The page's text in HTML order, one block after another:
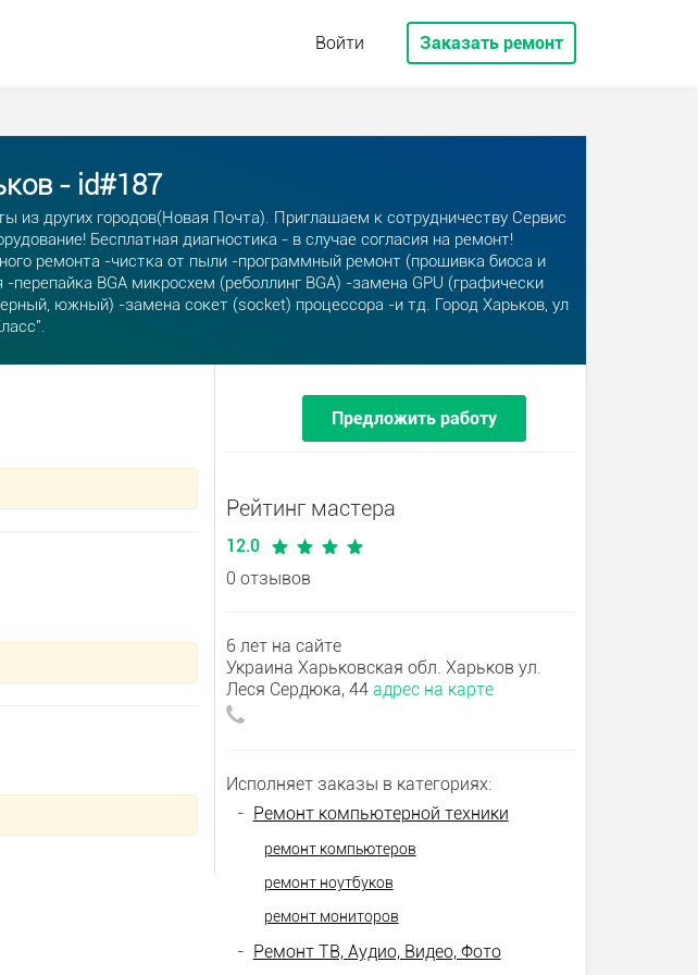
Войти Заказать ремонт
- id#187
других городов(Новая Почта). Приглашаем к сотрудничеству Сервис
Бесплатная диагностика - в случае согласия на ремонт!
ремонта -чистка от пыли -программный ремонт (прошивка биоса и
BGA микросхем (реболлинг BGA) -замена GPU (графически
южный) -замена сокет (socket) процессора -и тд. Город Харьков, ул
Предложить работу
Рейтинг мастера
12.0
0 отзывов
6 лет на сайте
Украина Харьковская обл. Харьков ул.
Леся Сердюка, 44 адрес на карте
Исполняет заказы в категориях:
- Ремонт компьютерной техники
ремонт компьютеров
ремонт ноутбуков
ремонт мониторов
- Ремонт ТВ, Аудио, Видео, Фото